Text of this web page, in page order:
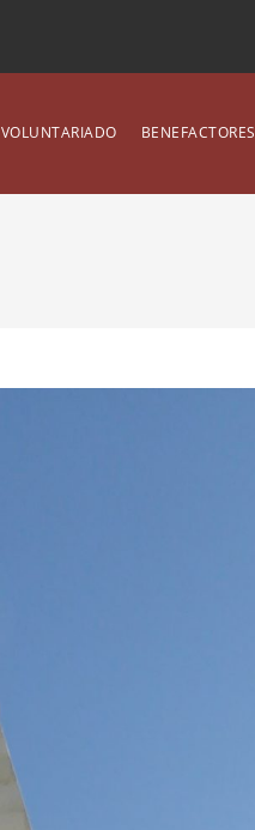
VOLUNTARIADO BENEFACTORES